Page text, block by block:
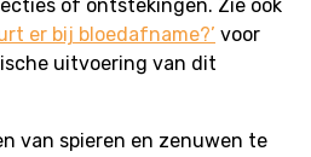
of ontstekingen. Zie ook
er bij bloedafname?’ voor
uitvoering van dit
van spieren en zenuwen te